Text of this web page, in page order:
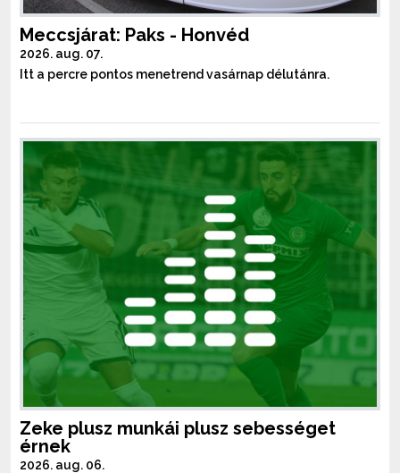
Meccsjárat: Paks - Honvéd
2026. aug. 07.
Itt a percre pontos menetrend vasárnap délutánra.
Zeke plusz munkái plusz sebességet
érnek
2026. aug. 06.